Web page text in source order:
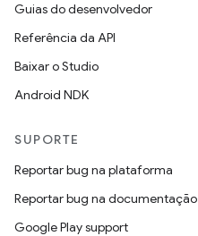
Guias do desenvolvedor
Referência da API
Baixar o Studio
Android NDK
SUPORTE
Reportar bug na plataforma
Reportar bug na documentação
Google Play support